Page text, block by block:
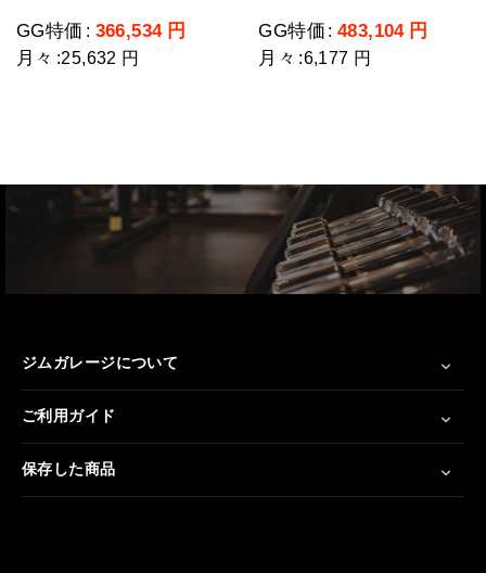
GG特価 : 366,534 円
月々 :25,632 円
GG特価 : 483,104 円
月々 :6,177 円
ジムガレージについて
ご利用ガイド
保存した商品